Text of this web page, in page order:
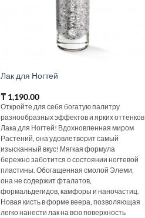
Лак для Ногтей
₸1,190.00
Откройте для себя богатую палитру
разнообразных эффектов и ярких оттенков
Лака для Ногтей! Вдохновленная миром
Растений‚ она удовлетворит самый
изысканный вкус! Мягкая формула
бережно заботится о состоянии ногтевой
пластины. Обогащенная смолой Элеми‚
она не содержит фталатов‚
формальдегидов‚ камфоры и наночастиц.
Новая кисть в форме веера‚ позволяющая
легко нанести лак на всю поверхность